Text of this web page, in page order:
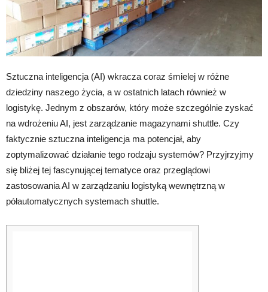
Sztuczna inteligencja (AI) wkracza coraz śmielej w różne
dziedziny naszego życia, a w ostatnich latach również w
logistykę. Jednym z obszarów, który może szczególnie zyskać
na wdrożeniu AI, jest zarządzanie magazynami shuttle. Czy
faktycznie sztuczna inteligencja ma potencjał, aby
zoptymalizować działanie tego rodzaju systemów? Przyjrzyjmy
się bliżej tej fascynującej tematyce oraz przeglądowi
zastosowania AI w zarządzaniu logistyką wewnętrzną w
półautomatycznych systemach shuttle.